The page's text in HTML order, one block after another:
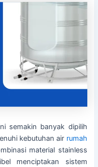
semakin banyak dipilih
kebutuhan air rumah
material stainless
menciptakan sistem